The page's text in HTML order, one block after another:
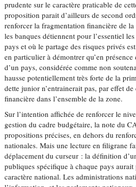
prudente sur le caractère praticable de
proposition parait d’ailleurs de second
renforcer la fragmentation financière de
les banques détiennent pour l’essentiel
pays et où le partage des risques privés
en particulier à démontrer qu’en
d’un pays, considérée comme non
hausse potentiellement très forte de la
dette junior n’entrainerait pas, par effet
financière dans l’ensemble de la zone.
Sur l’intention affichée de renforcer le
gestion du cadre budgétaire, la note du
propositions précises, en dehors du
nationales. Mais une lecture en filigrane
déplacement du curseur : la définition
publiques spécifique à chaque pays
caractère national. Les administrations